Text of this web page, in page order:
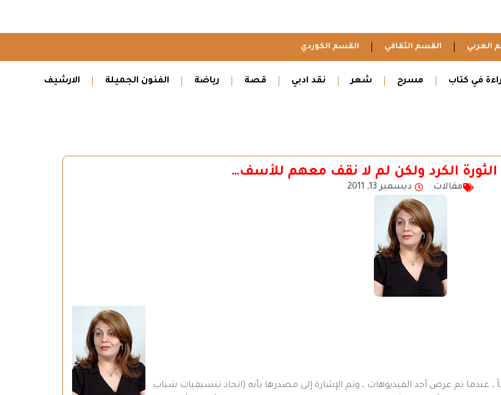
العربي القسم الثقافي القسم الكوردي
في كتاب مسرح شعر نقد ادبي قصة رياضة الفنون الجميلة الارشيف
الكرد ولكن لم لا نقف معهم للأسف…
مقالات ديسمبر 13, 2011
، عندما تم عرض أحد الفيديوهات ، وتم الإشارة إلى مصدرها بأنه (اتحاد تنسيقيات شباب